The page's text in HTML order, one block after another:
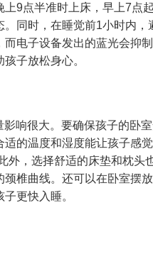
9点半准时上床，早上7点
同时，在睡觉前1小时内
电子设备发出的蓝光会抑
子放松身心。
响很大。要确保孩子的卧
的温度和湿度能让孩子感
外，选择舒适的床垫和枕头
椎曲线。还可以在卧室摆
更快入睡。